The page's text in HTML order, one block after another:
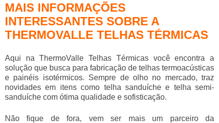
MAIS INFORMAÇÕES
INTERESSANTES SOBRE A
THERMOVALLE TELHAS TÉRMICAS
Aqui na ThermoValle Telhas Térmicas você encontra a
solução que busca para fabricação de telhas termoacústicas
e painéis isotérmicos. Sempre de olho no mercado, traz
novidades em itens como telha sanduíche e telha semi-
sanduíche com ótima qualidade e sofisticação.
Não fique de fora, vem ser mais um parceiro da